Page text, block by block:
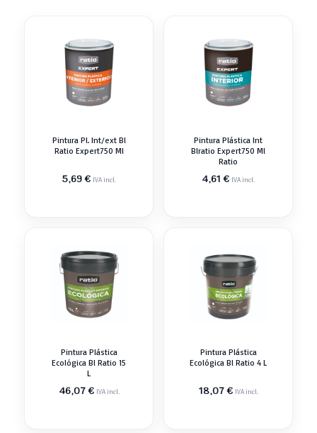
Pintura Pl. Int/ext Bl
Ratio Expert750 Ml
5,69€ IVA incl.
Pintura Plástica Int
Blratio Expert750 Ml
Ratio
4,61€ IVA incl.
Pintura Plástica
Ecológica Bl Ratio 15
L
46,07€ IVA incl.
Pintura Plástica
Ecológica Bl Ratio 4 L
18,07€ IVA incl.